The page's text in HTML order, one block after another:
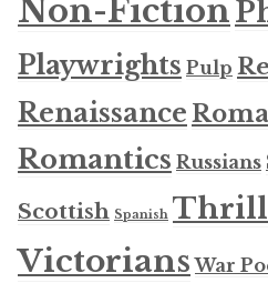
Non-Fiction
Playwrights Pulp
Renaissance
Romantics Russians
Scottish Spanish
Victorians War